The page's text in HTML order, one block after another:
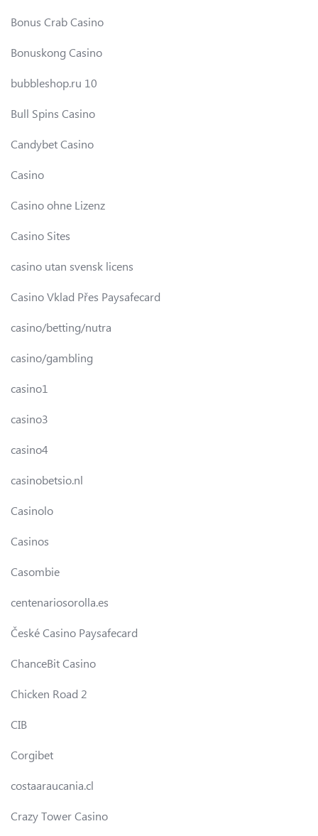
Bonus Crab Casino
Bonuskong Casino
bubbleshop.ru 10
Bull Spins Casino
Candybet Casino
Casino
Casino ohne Lizenz
Casino Sites
casino utan svensk licens
Casino Vklad Přes Paysafecard
casino/betting/nutra
casino/gambling
casino1
casino3
casino4
casinobetsio.nl
Casinolo
Casinos
Casombie
centenariosorolla.es
České Casino Paysafecard
ChanceBit Casino
Chicken Road 2
CIB
Corgibet
costaaraucania.cl
Crazy Tower Сasino